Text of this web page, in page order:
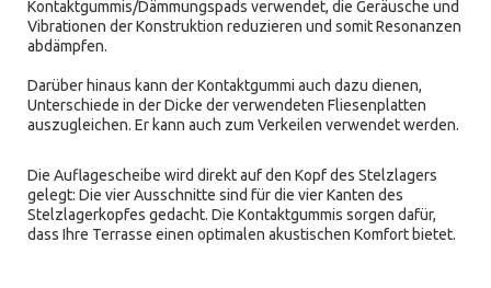
Kontaktgummis/Dämmungspads verwendet, die Geräusche und
Vibrationen der Konstruktion reduzieren und somit Resonanzen
abdämpfen.
Darüber hinaus kann der Kontaktgummi auch dazu dienen,
Unterschiede in der Dicke der verwendeten Fliesenplatten
auszugleichen. Er kann auch zum Verkeilen verwendet werden.
Die Auflagescheibe wird direkt auf den Kopf des Stelzlagers
gelegt: Die vier Ausschnitte sind für die vier Kanten des
Stelzlagerkopfes gedacht. Die Kontaktgummis sorgen dafür,
dass Ihre Terrasse einen optimalen akustischen Komfort bietet.